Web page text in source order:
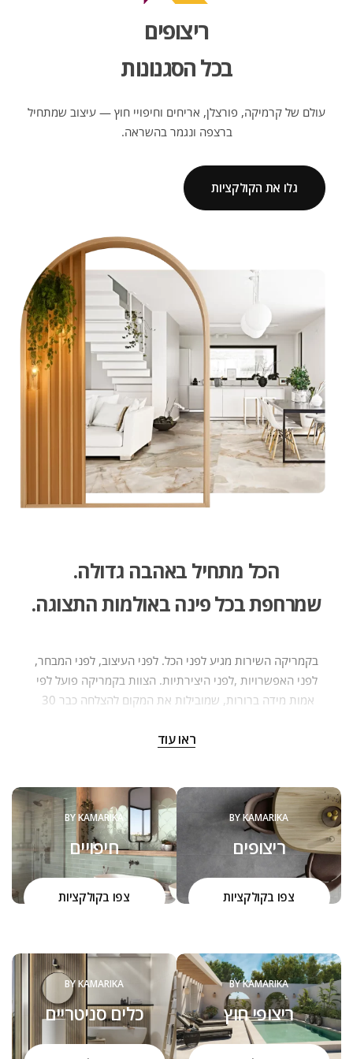
ריצופים
בכל הסגנונות
עולם של קרמיקה, פורצלן, אריחים וחיפויי חוץ — עיצוב שמתחיל
ברצפה ונגמר בהשראה.
גלו את הקולקציות
הכל מתחיל באהבה גדולה​.
שמרחפת בכל פינה באולמות התצוגה.
בקמריקה‭ ‬השירות‭
‬אמות‭ ‬מידה‭ ‬ברורות,‭‬‭ ‬שמובילות‭ ‬את‭ ‬המקום‭ ‬להצלחה‭ ‬כבר‭ ‬30 ‭
הכל מתחיל באהבה גדולה שמושרשת במקום מהמשפחה. צוות
קמריקה שמח להיות קשוב לצרכים שלכם ולהעניק כל פעם מחדש
הסבר על איכות המוצרים, ההבדל בינהם והיכולת להתאים ולחבר
בין הסגנונות, העיצובים והמוצרים.
הדרך שלנו היא חלק בלתי נפרד מהערכים שלנו כחברה, כאנשים,
כמשפחה.
ראו עוד
BY KAMARIKA
ריצופים
צפו בקולקציות
BY KAMARIKA
חיפויים
צפו בקולקציות
BY KAMARIKA
ריצופי חוץ
BY KAMARIKA
כלים סניטריים